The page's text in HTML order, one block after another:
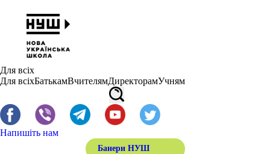
Для всіх
Для всіхБатькамВчителямДиректорамУчням
Напишіть нам
Банери НУШ